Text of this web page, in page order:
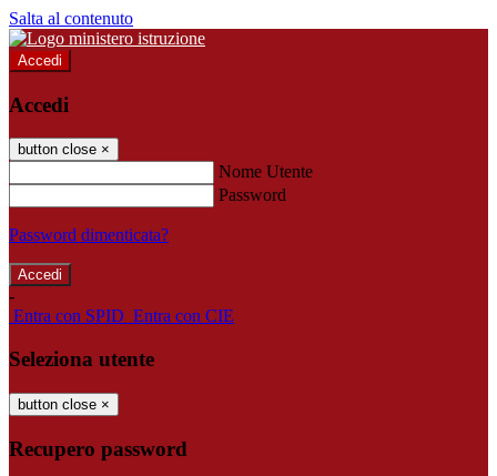
Salta al contenuto
Accedi
Accedi
button close ×
Nome Utente
Password
Password dimenticata?
-
Entra con SPID Entra con CIE
Seleziona utente
button close ×
Recupero password